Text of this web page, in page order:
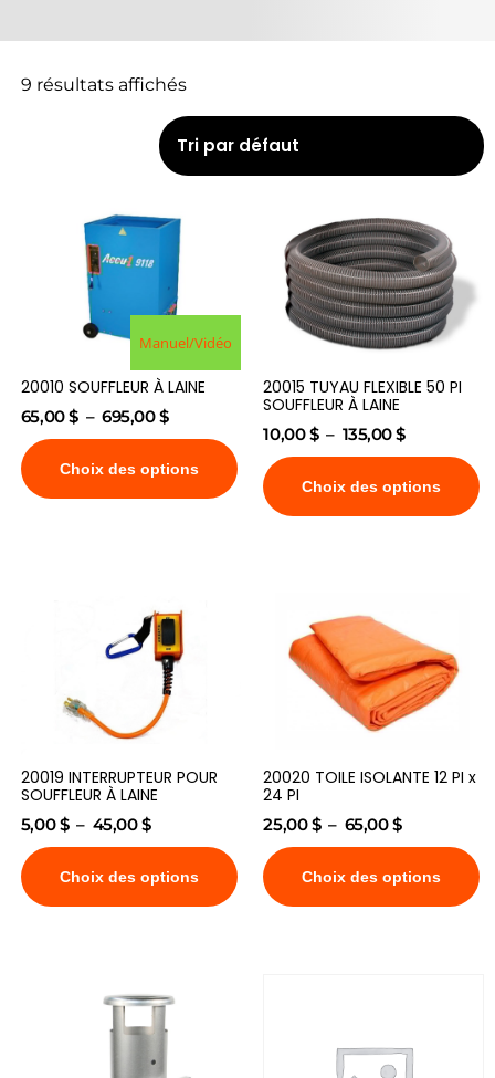
9 résultats affichés
Manuel/Vidéo
20010 SOUFFLEUR À LAINE
65,00$ – 695,00$
Choix des options
20015 TUYAU FLEXIBLE 50 PI
SOUFFLEUR À LAINE
10,00$ – 135,00$
Choix des options
20019 INTERRUPTEUR POUR
SOUFFLEUR À LAINE
5,00$ – 45,00$
Choix des options
20020 TOILE ISOLANTE 12 PI x
24 PI
25,00$ – 65,00$
Choix des options